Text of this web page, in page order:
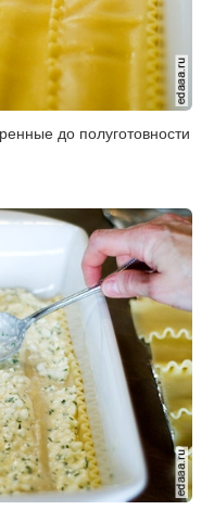
до полуготовности